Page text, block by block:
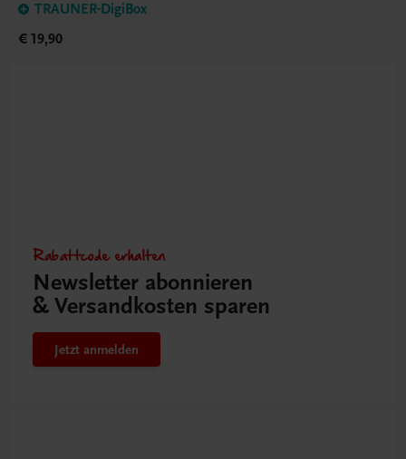
TRAUNER-DigiBox
€ 19,90
Rabattcode erhalten
Newsletter abonnieren
& Versandkosten sparen
Jetzt anmelden